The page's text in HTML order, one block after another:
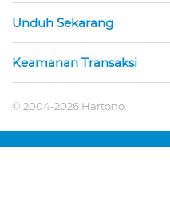
Unduh Sekarang
Keamanan Transaksi
© 2004-2026 Hartono.